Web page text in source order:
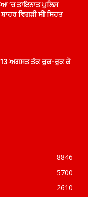
’ਚ ਤਾਇਨਾਤ ਪੁਲਿਸ
ਵਿਗੜੀ ਸੀ ਸਿਹਤ
13 ਅਗਸਤ ਤੱਕ ਰੁਕ-ਰੁਕ ਕੇ
8846
5700
2610